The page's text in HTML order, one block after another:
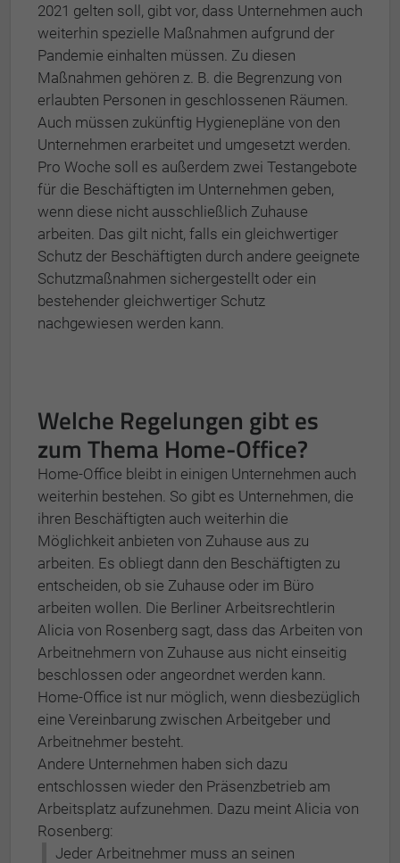
2021 gelten soll, gibt vor, dass Unternehmen auch
weiterhin spezielle Maßnahmen aufgrund der
Pandemie einhalten müssen. Zu diesen
Maßnahmen gehören z. B. die Begrenzung von
erlaubten Personen in geschlossenen Räumen.
Auch müssen zukünftig Hygienepläne von den
Unternehmen erarbeitet und umgesetzt werden.
Pro Woche soll es außerdem zwei Testangebote
für die Beschäftigten im Unternehmen geben,
wenn diese nicht ausschließlich Zuhause
arbeiten. Das gilt nicht, falls ein gleichwertiger
Schutz der Beschäftigten durch andere geeignete
Schutzmaßnahmen sichergestellt oder ein
bestehender gleichwertiger Schutz
nachgewiesen werden kann.
Welche Regelungen gibt es
zum Thema Home-Office?
Home-Office bleibt in einigen Unternehmen auch
weiterhin bestehen. So gibt es Unternehmen, die
ihren Beschäftigten auch weiterhin die
Möglichkeit anbieten von Zuhause aus zu
arbeiten. Es obliegt dann den Beschäftigten zu
entscheiden, ob sie Zuhause oder im Büro
arbeiten wollen. Die Berliner Arbeitsrechtlerin
Alicia von Rosenberg sagt, dass das Arbeiten von
Arbeitnehmern von Zuhause aus nicht einseitig
beschlossen oder angeordnet werden kann.
Home-Office ist nur möglich, wenn diesbezüglich
eine Vereinbarung zwischen Arbeitgeber und
Arbeitnehmer besteht.
Andere Unternehmen haben sich dazu
entschlossen wieder den Präsenzbetrieb am
Arbeitsplatz aufzunehmen. Dazu meint Alicia von
Rosenberg:
Jeder Arbeitnehmer muss an seinen